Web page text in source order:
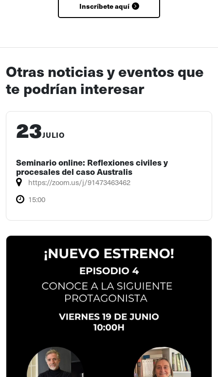
Inscríbete aquí
Otras noticias y eventos que
te podrían interesar
23JULIO
Seminario online: Reflexiones civiles y
procesales del caso Australis
https://zoom.us/j/91473463462
15:00